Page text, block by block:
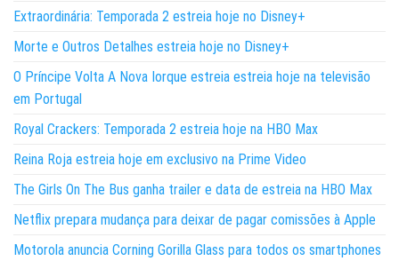
Extraordinária: Temporada 2 estreia hoje no Disney+
Morte e Outros Detalhes estreia hoje no Disney+
O Príncipe Volta A Nova Iorque estreia estreia hoje na televisão
em Portugal
Royal Crackers: Temporada 2 estreia hoje na HBO Max
Reina Roja estreia hoje em exclusivo na Prime Video
The Girls On The Bus ganha trailer e data de estreia na HBO Max
Netflix prepara mudança para deixar de pagar comissões à Apple
Motorola anuncia Corning Gorilla Glass para todos os smartphones